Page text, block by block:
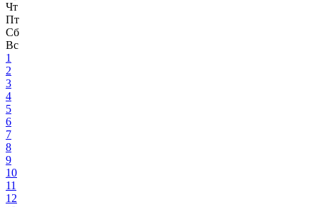
Чт
Пт
Сб
Вс
1
2
3
4
5
6
7
8
9
10
11
12